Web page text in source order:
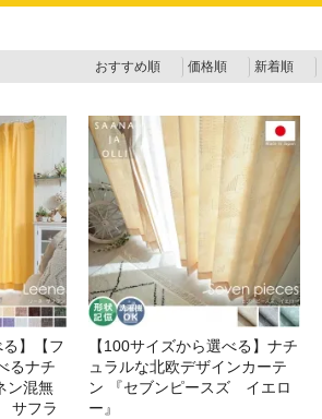
おすすめ順 価格順 新着順
る】【フ
るナチ
ン混無
サフラ
【100サイズから選べる】ナチ
ュラルな北欧デザインカーテ
ン 『セブンピースズ イエロ
ー』